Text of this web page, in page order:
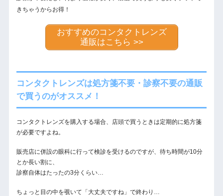
きちゃうからお得！
おすすめのコンタクトレンズ
通販はこちら >>
コンタクトレンズは処方箋不要・診察不要の通販
で買うのがオススメ！
コンタクトレンズを購入する場合、店頭で買うときは定期的に処方箋
が必要ですよね。
販売店に併設の眼科に行って検診を受けるのですが、待ち時間が10分
とか長い割に、
診察自体はたったの3分くらい…
ちょっと目の中を覗いて「大丈夫ですね」で終わり…